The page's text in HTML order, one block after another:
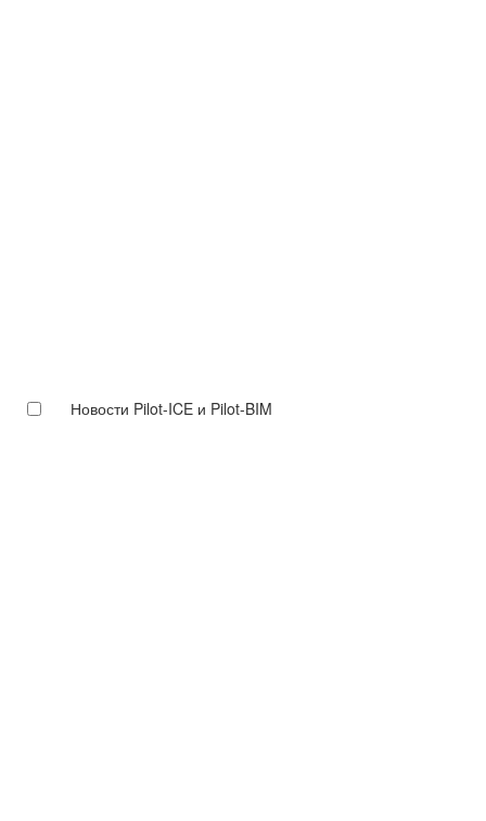
Новости Pilot-ICE и Pilot-BIM